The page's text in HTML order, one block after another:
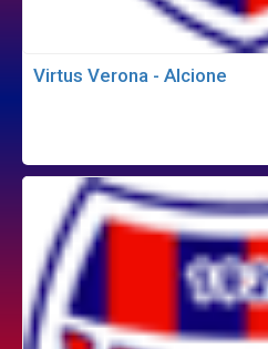
Virtus Verona - Alcione